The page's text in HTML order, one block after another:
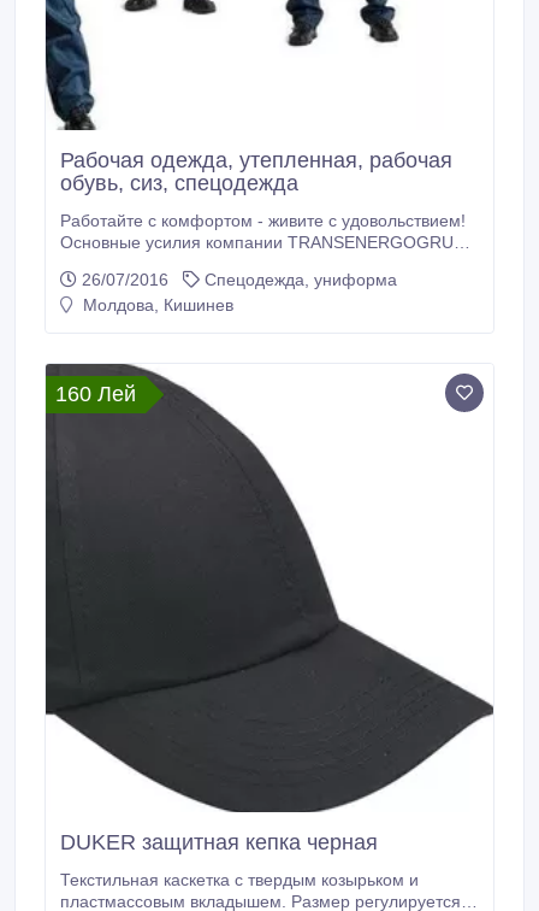
Рабочая одежда, утепленная, рабочая
обувь, сиз, спецодежда
Работайте с комфортом - живите с удовольствием!
Основные усилия компании TRANSENERGOGRUP
качеству продукции специального назначения. Мы
полностью осознаём важность безопасности труда,
современных, комфортных, безопасных и более
долговечных изделий.
26/07/2016
Спецодежда, униформа
Молдова, Кишинев
160 Лей
DUKER защитная кепка черная
Текстильная каскетка с твердым козырьком и
пластмассовым вкладышем. Размер регулируется.